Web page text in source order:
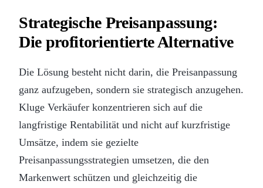
Strategische Preisanpassung:
Die profitorientierte Alternative
Die Lösung besteht nicht darin, die Preisanpassung
ganz aufzugeben, sondern sie strategisch anzugehen.
Kluge Verkäufer konzentrieren sich auf die
langfristige Rentabilität und nicht auf kurzfristige
Umsätze, indem sie gezielte
Preisanpassungsstrategien umsetzen, die den
Markenwert schützen und gleichzeitig die